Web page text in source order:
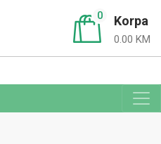
0 Korpa
0.00 KM